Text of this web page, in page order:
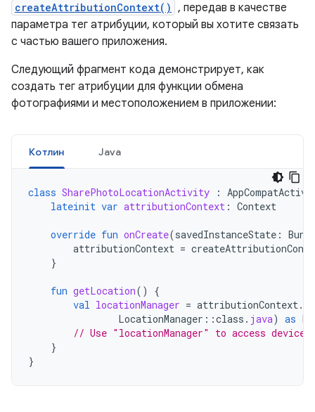
createAttributionContext() , передав в качестве
параметра тег атрибуции, который вы хотите связать
с частью вашего приложения.
Следующий фрагмент кода демонстрирует, как
создать тег атрибуции для функции обмена
фотографиями и местоположением в приложении:
Котлин Java
class SharePhotoLocationActivity :
lateinit var attributionContext : Context
override fun onCreate(savedInstanceState :
attributionContext =
}
fun getLocation()
{
val locationManager = attributionContext.
LocationManager ::class . java) as
// Use "locationManager" to access
}
}